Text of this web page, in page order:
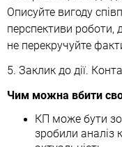
Описуйте вигоду
перспективи роботи,
не перекручуйте
5. Заклик до дії.
Чим можна вбити
КП може бути
зробили аналіз